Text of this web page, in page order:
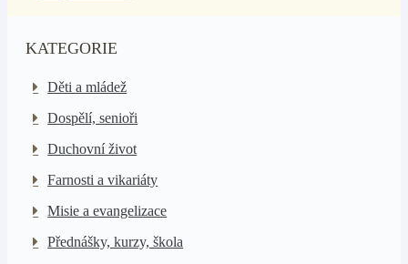
KATEGORIE
Děti a mládež
Dospělí, senioři
Duchovní život
Farnosti a vikariáty
Misie a evangelizace
Přednášky, kurzy, škola